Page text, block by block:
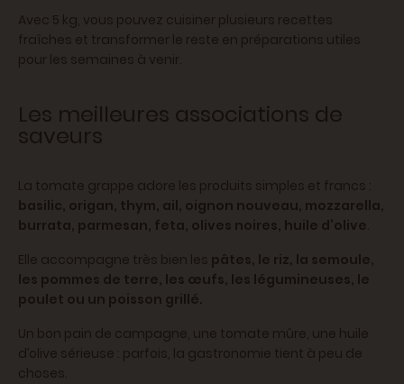
Avec 5 kg, vous pouvez cuisiner plusieurs recettes
fraîches et transformer le reste en préparations utiles
pour les semaines à venir.
Les meilleures associations de
saveurs
La tomate grappe adore les produits simples et francs :
basilic, origan, thym, ail, oignon nouveau, mozzarella,
burrata, parmesan, feta, olives noires, huile d’olive.
Elle accompagne très bien les pâtes, le riz, la semoule,
les pommes de terre, les œufs, les légumineuses, le
poulet ou un poisson grillé.
Un bon pain de campagne, une tomate mûre, une huile
d’olive sérieuse : parfois, la gastronomie tient à peu de
choses.